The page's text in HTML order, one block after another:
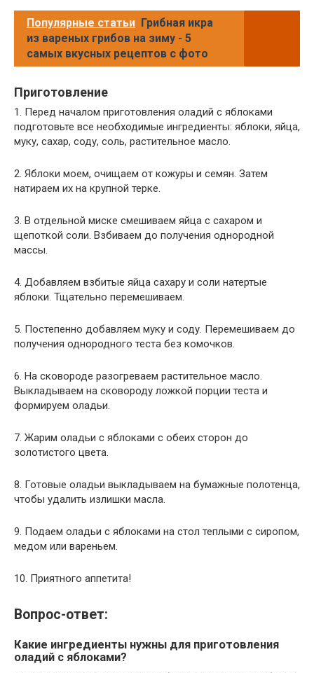
Популярные статьи Грибная икра
из вареных грибов на зиму - 5
самых вкусных рецептов с фото
Приготовление
1. Перед началом приготовления оладий с яблоками
подготовьте все необходимые ингредиенты: яблоки, яйца,
муку, сахар, соду, соль, растительное масло.
2. Яблоки моем, очищаем от кожуры и семян. Затем
натираем их на крупной терке.
3. В отдельной миске смешиваем яйца с сахаром и
щепоткой соли. Взбиваем до получения однородной
массы.
4. Добавляем взбитые яйца сахару и соли натертые
яблоки. Тщательно перемешиваем.
5. Постепенно добавляем муку и соду. Перемешиваем до
получения однородного теста без комочков.
6. На сковороде разогреваем растительное масло.
Выкладываем на сковороду ложкой порции теста и
формируем оладьи.
7. Жарим оладьи с яблоками с обеих сторон до
золотистого цвета.
8. Готовые оладьи выкладываем на бумажные полотенца,
чтобы удалить излишки масла.
9. Подаем оладьи с яблоками на стол теплыми с сиропом,
медом или вареньем.
10. Приятного аппетита!
Вопрос-ответ:
Какие ингредиенты нужны для приготовления
оладий с яблоками?